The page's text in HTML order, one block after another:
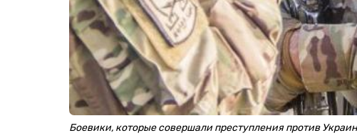
Боевики, которые совершали преступления против